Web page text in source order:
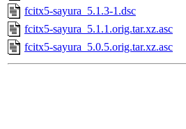
fcitx5-sayura_5.1.3-1.dsc
fcitx5-sayura_5.1.1.orig.tar.xz.asc
fcitx5-sayura_5.0.5.orig.tar.xz.asc